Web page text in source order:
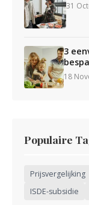
31
3
18
Populaire
Prijsvergelijking
ISDE-subsidie